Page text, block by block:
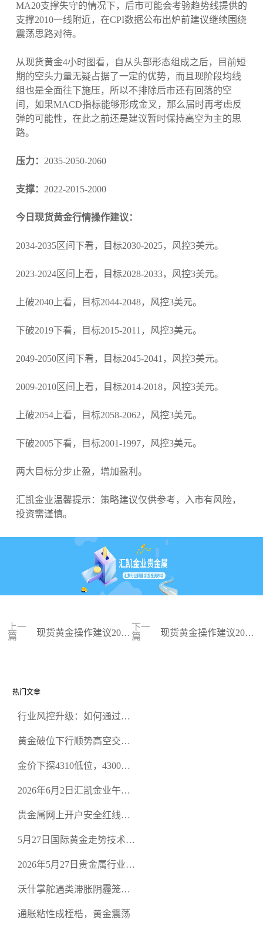
MA20支撑失守的情况下，后市可能会考验趋势线提供的
支撑2010一线附近，在CPI数据公布出炉前建议继续围绕
震荡思路对待。
从现货黄金4小时图看，自从头部形态组成之后，目前短
期的空头力量无疑占据了一定的优势，而且现阶段均线
组也是全面往下施压，所以不排除后市还有回落的空
间，如果MACD指标能够形成金叉，那么届时再考虑反
弹的可能性，在此之前还是建议暂时保持高空为主的思
路。
压力： 2035-2050-2060
支撑： 2022-2015-2000
今日现货黄金行情操作建议：
2034-2035区间下看，目标2030-2025，风控3美元。
2023-2024区间上看，目标2028-2033，风控3美元。
上破2040上看，目标2044-2048，风控3美元。
下破2019下看，目标2015-2011，风控3美元。
2049-2050区间下看，目标2045-2041，风控3美元。
2009-2010区间上看，目标2014-2018，风控3美元。
上破2054上看，目标2058-2062，风控3美元。
下破2005下看，目标2001-1997，风控3美元。
两大目标分步止盈，增加盈利。
汇凯金业温馨提示：策略建议仅供参考，入市有风险，
投资需谨慎。
上一
篇
现货黄金操作建议2023
下一
篇
现货黄金操作建议2023
热门文章
行业风控升级：如何通过正
规黄金开户交易平台？
黄金破位下行顺势高空交易
金价下探4310低位，4300关
2026年6月2日汇凯金业午盘
空头清算算法如何布防？
贵金属网上开户安全红线：
恶意洗盘陷阱
5月27日国际黄金走势技术盘
规黄金平台全方位行情解析
2026年5月27日贵金属行业新
正规贵金属开户平台迎开户
热潮
沃什掌舵遇类滞胀阴霾笼
通胀粘性成桎梏，黄金震荡